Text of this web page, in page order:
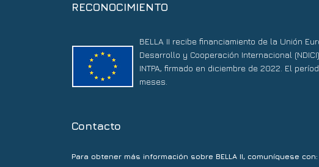
RECONOCIMIENTO
BELLA II recibe financiamiento de la Unión
Desarrollo y Cooperación Internacional
INTPA, firmado en diciembre de 2022. El
meses.
Contacto
Para obtener más información sobre BELLA II, comuníquese con: